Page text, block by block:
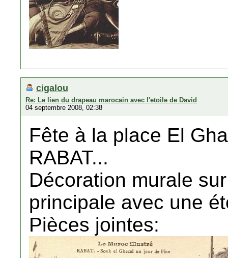
cigalou
Re: Le lien du drapeau marocain avec l'etoile de David
04 septembre 2008, 02:38
Fête à la place El
RABAT...
Décoration murale
principale avec une
Pièces jointes: